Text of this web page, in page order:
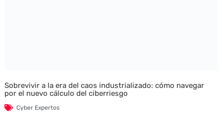
Sobrevivir a la era del caos industrializado: cómo navegar
por el nuevo cálculo del ciberriesgo
Cyber Expertos